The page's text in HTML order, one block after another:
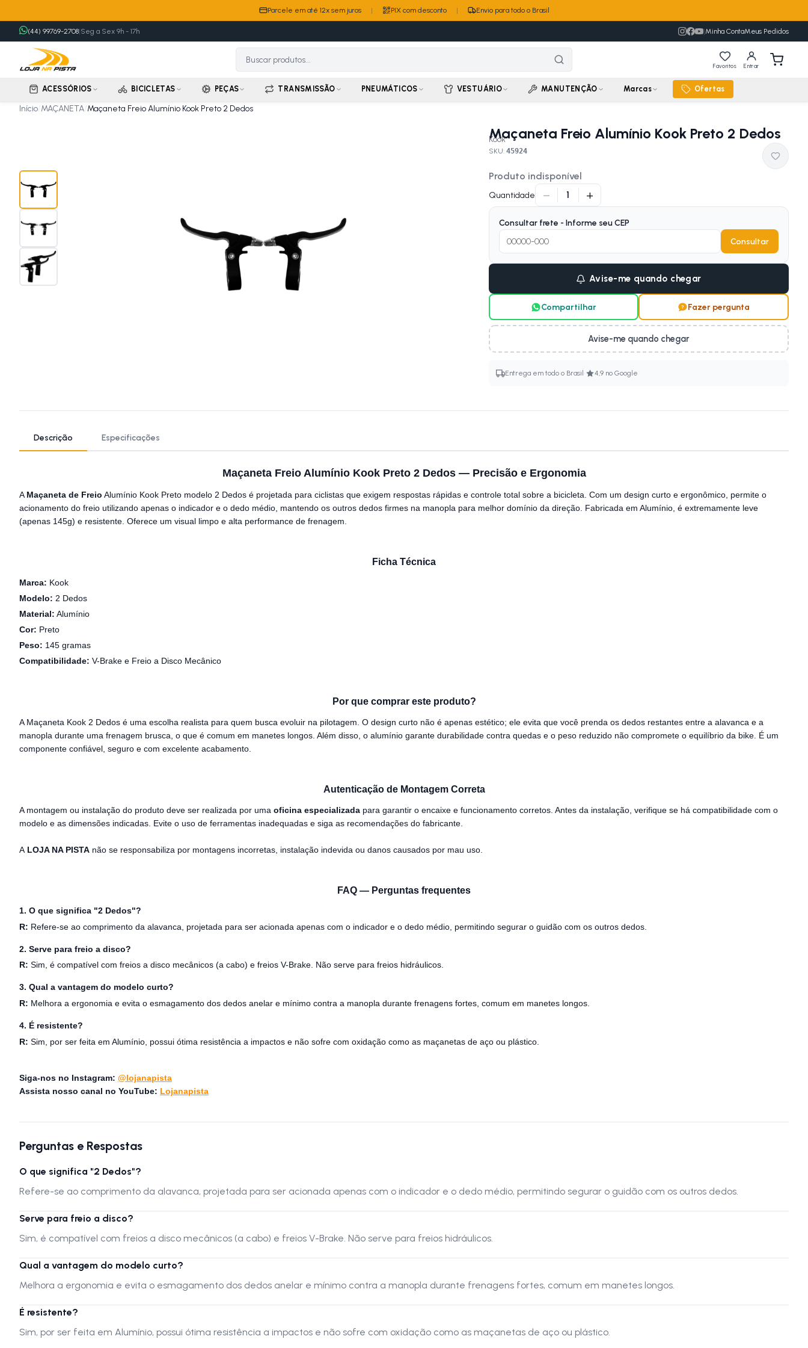
Parcele em até 12x sem juros | PIX com desconto | Envio para todo o Brasil
(44) 99769-2708|Seg a Sex 9h - 17h |Minha ContaMeus Pedidos
Favoritos Entrar
ACESSÓRIOS BICICLETAS PEÇAS TRANSMISSÃO PNEUMÁTICOS VESTUÁRIO MANUTENÇÃO Marcas Ofertas
Início/MAÇANETA/Maçaneta Freio Alumínio Kook Preto 2 Dedos
Maçaneta Freio Alumínio Kook Preto 2 Dedos
Kook
SKU: 45924
Produto indisponível
Quantidade − 1 +
Consultar frete - Informe seu CEP
Consultar
Avise-me quando chegar
Compartilhar Fazer pergunta
Avise-me quando chegar
Entrega em todo o Brasil · 4,9 no Google
Descrição Especificações
Maçaneta Freio Alumínio Kook Preto 2 Dedos — Precisão e Ergonomia
AMaçaneta de Freio Alumínio Kook Preto modelo 2 Dedos é projetada para ciclistas que exigem respostas rápidas e controle total sobre a bicicleta. Com um design curto e ergonômico, permite o
acionamento do freio utilizando apenas o indicador e o dedo médio, mantendo os outros dedos firmes na manopla para melhor domínio da direção. Fabricada em Alumínio, é extremamente leve
(apenas 145g) e resistente. Oferece um visual limpo e alta performance de frenagem.
Ficha Técnica
Marca: Kook
Modelo: 2 Dedos
Material: Alumínio
Cor: Preto
Peso: 145 gramas
Compatibilidade: V-Brake e Freio a Disco Mecânico
Por que comprar este produto?
A Maçaneta Kook 2 Dedos é uma escolha realista para quem busca evoluir na pilotagem. O design curto não é apenas estético; ele evita que você prenda os dedos restantes entre a alavanca e a
manopla durante uma frenagem brusca, o que é comum em manetes longos. Além disso, o alumínio garante durabilidade contra quedas e o peso reduzido não compromete o equilíbrio da bike. É um
componente confiável, seguro e com excelente acabamento.
Autenticação de Montagem Correta
A montagem ou instalação do produto deve ser realizada por uma oficina especializada para garantir o encaixe e funcionamento corretos. Antes da instalação, verifique se há compatibilidade com o
modelo e as dimensões indicadas. Evite o uso de ferramentas inadequadas e siga as recomendações do fabricante.
A LOJA NA PISTA não se responsabiliza por montagens incorretas, instalação indevida ou danos causados por mau uso.
FAQ — Perguntas frequentes
1. O que significa "2 Dedos"?
R: Refere-se ao comprimento da alavanca, projetada para ser acionada apenas com o indicador e o dedo médio, permitindo segurar o guidão com os outros dedos.
2. Serve para freio a disco?
R: Sim, é compatível com freios a disco mecânicos (a cabo) e freios V-Brake. Não serve para freios hidráulicos.
3. Qual a vantagem do modelo curto?
R: Melhora a ergonomia e evita o esmagamento dos dedos anelar e mínimo contra a manopla durante frenagens fortes, comum em manetes longos.
4. É resistente?
R: Sim, por ser feita em Alumínio, possui ótima resistência a impactos e não sofre com oxidação como as maçanetas de aço ou plástico.
Siga-nos no Instagram: @lojanapista
Assista nosso canal no YouTube: Lojanapista
Perguntas e Respostas
O que significa "2 Dedos"?
Refere-se ao comprimento da alavanca, projetada para ser acionada apenas com o indicador e o dedo médio, permitindo segurar o guidão com os outros dedos.
Serve para freio a disco?
Sim, é compatível com freios a disco mecânicos (a cabo) e freios V-Brake. Não serve para freios hidráulicos.
Qual a vantagem do modelo curto?
Melhora a ergonomia e evita o esmagamento dos dedos anelar e mínimo contra a manopla durante frenagens fortes, comum em manetes longos.
É resistente?
Sim, por ser feita em Alumínio, possui ótima resistência a impactos e não sofre com oxidação como as maçanetas de aço ou plástico.